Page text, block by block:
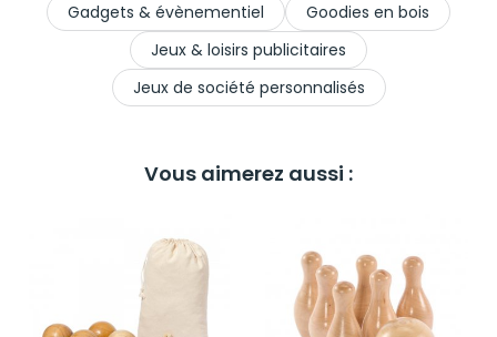
Gadgets & évènementiel
Goodies en bois
Jeux & loisirs publicitaires
Jeux de société personnalisés
Vous aimerez aussi :